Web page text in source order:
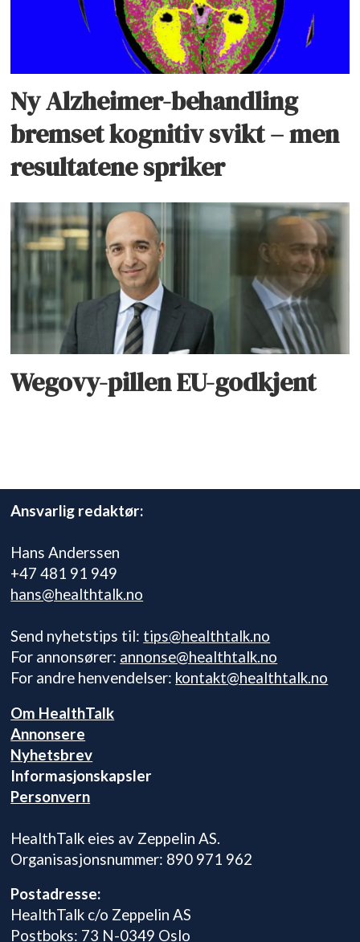
Ny Alzheimer-behandling
bremset kognitiv svikt – men
resultatene spriker
Wegovy-pillen EU-godkjent
Ansvarlig redaktør:
Hans Anderssen
+47 481 91 949
hans@healthtalk.no
Send nyhetstips til: tips@healthtalk.no
For annonsører: annonse@healthtalk.no
For andre henvendelser: kontakt@healthtalk.no
Om HealthTalk
Annonsere
Nyhetsbrev
Informasjonskapsler
Personvern
HealthTalk eies av Zeppelin AS.
Organisasjonsnummer: 890 971 962
Postadresse:
HealthTalk c/o Zeppelin AS
Postboks: 73 N-0349 Oslo